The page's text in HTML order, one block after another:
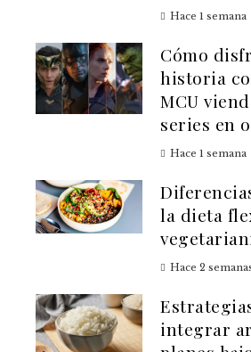
Hace 1 semana
Cómo
historia
MCU
series en
Hace 1 semana
la dieta
Hace 2
integrar